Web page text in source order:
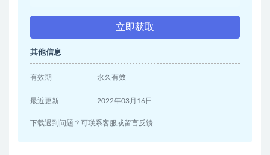
立即获取
其他信息
有效期 永久有效
最近更新 2022年03月16日
下载遇到问题？可联系客服或留言反馈